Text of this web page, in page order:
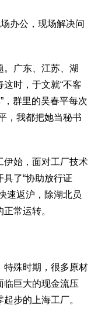
办公，现场解决问
广东、江苏、湖
时，于文就“不客
，群里的吴春平每次
，我都把她当秘书
始，面对工厂技术
了“协助放行证
速返沪，除湖北员
常运转。
殊时期，很多原材
临巨大的现金流压
步的上海工厂。